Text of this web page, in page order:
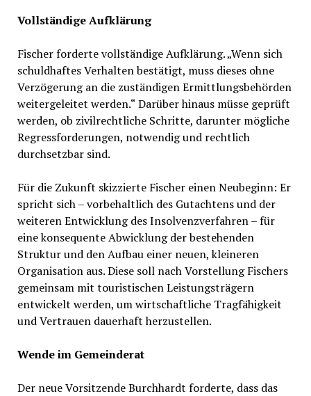
Vollständige Aufklärung
Fischer forderte vollständige Aufklärung. „Wenn sich
schuldhaftes Verhalten bestätigt, muss dieses ohne
Verzögerung an die zuständigen Ermittlungsbehörden
weitergeleitet werden.“ Darüber hinaus müsse geprüft
werden, ob zivilrechtliche Schritte, darunter mögliche
Regressforderungen, notwendig und rechtlich
durchsetzbar sind.
Für die Zukunft skizzierte Fischer einen Neubeginn: Er
spricht sich – vorbehaltlich des Gutachtens und der
weiteren Entwicklung des Insolvenzverfahren – für
eine konsequente Abwicklung der bestehenden
Struktur und den Aufbau einer neuen, kleineren
Organisation aus. Diese soll nach Vorstellung Fischers
gemeinsam mit touristischen Leistungsträgern
entwickelt werden, um wirtschaftliche Tragfähigkeit
und Vertrauen dauerhaft herzustellen.
Wende im Gemeinderat
Der neue Vorsitzende Burchhardt forderte, dass das